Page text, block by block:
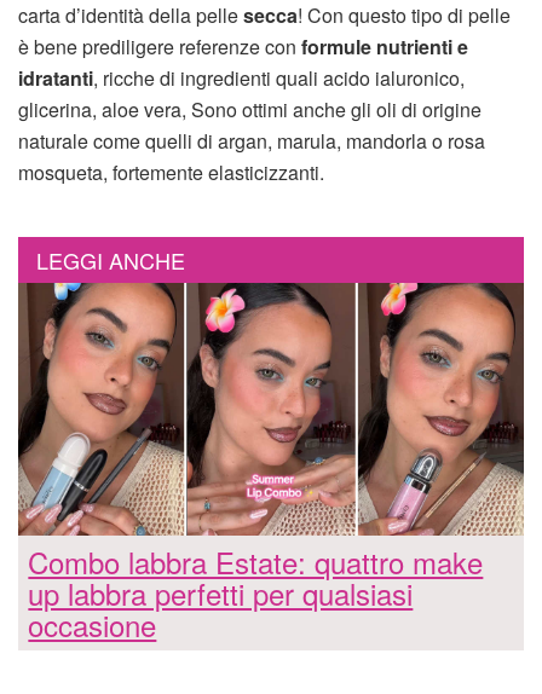
carta d’identità della pellesecca! Con questo tipo di pelle
è bene prediligere referenze con formule nutrienti e
idratanti, ricche di ingredienti quali acido ialuronico,
glicerina, aloe vera, Sono ottimi anche gli oli di origine
naturale come quelli di argan, marula, mandorla o rosa
mosqueta, fortemente elasticizzanti.
LEGGI ANCHE
Combo labbra Estate: quattro make
up labbra perfetti per qualsiasi
occasione